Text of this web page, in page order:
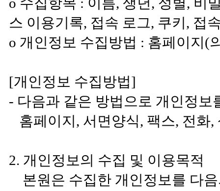
스 이용기록, 접속 로그, 쿠키, 접
ο 개인정보 수집방법 : 홈페이지
[개인정보 수집방법]
- 다음과 같은 방법으로 개인정보
홈페이지, 서면양식, 팩스, 전화,
2. 개인정보의 수집 및 이용목적
본원은 수집한 개인정보를 다